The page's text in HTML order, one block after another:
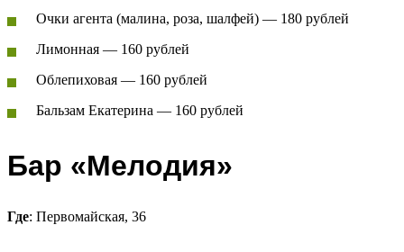
Очки агента (малина, роза, шалфей) — 180 рублей
Лимонная — 160 рублей
Облепиховая — 160 рублей
Бальзам Екатерина — 160 рублей
Бар «Мелодия»
Где: Первомайская, 36